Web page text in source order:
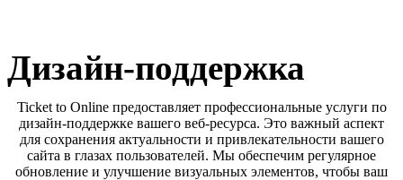
Дизайн-поддержка
Ticket to Online предоставляет профессиональные услуги по
дизайн-поддержке вашего веб-ресурса. Это важный аспект
для сохранения актуальности и привлекательности вашего
сайта в глазах пользователей. Мы обеспечим регулярное
обновление и улучшение визуальных элементов, чтобы ваш